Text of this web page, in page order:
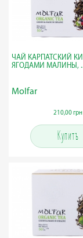
ЧАЙ КАРПАТСКИЙ
ЯГОДАМИ МАЛИНЫ,
Molfar
210,00 грн
Купить